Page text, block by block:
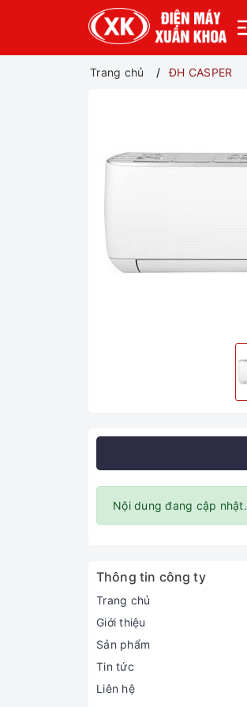
Trang chủ ĐH CASPER
Nội dung đang cập nhật.
Thông tin công ty
Trang chủ
Giới thiệu
Sản phẩm
Tin tức
Liên hệ